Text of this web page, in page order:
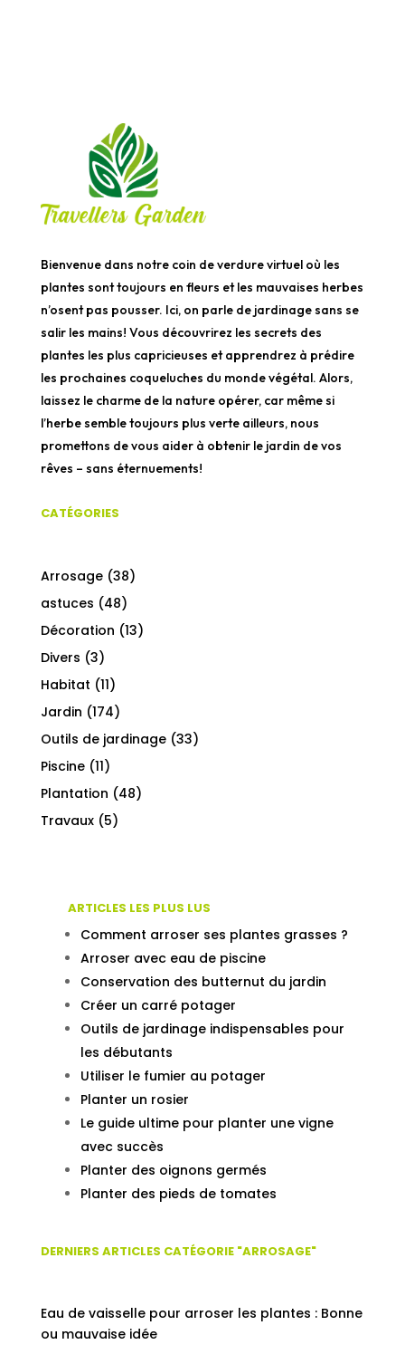
Bienvenue dans notre coin de verdure virtuel où les
plantes sont toujours en fleurs et les mauvaises herbes
n’osent pas pousser. Ici, on parle de jardinage sans se
salir les mains! Vous découvrirez les secrets des
plantes les plus capricieuses et apprendrez à prédire
les prochaines coqueluches du monde végétal. Alors,
laissez le charme de la nature opérer, car même si
l’herbe semble toujours plus verte ailleurs, nous
promettons de vous aider à obtenir le jardin de vos
rêves – sans éternuements!
CATÉGORIES
Arrosage(38)
astuces (48)
Décoration (13)
Divers (3)
Habitat (11)
Jardin (174)
Outils de jardinage(33)
Piscine(11)
Plantation (48)
Travaux(5)
ARTICLES LES PLUS LUS
Comment arroser ses plantes grasses ?
Arroser avec eau de piscine
Conservation des butternut du jardin
Créer un carré potager
Outils de jardinage indispensables pour
les débutants
Utiliser le fumier au potager
Planter un rosier
Le guide ultime pour planter une vigne
avec succès
Planter des oignons germés
Planter des pieds de tomates
DERNIERS ARTICLES CATÉGORIE "ARROSAGE"
Eau de vaisselle pour arroser les plantes : Bonne
ou mauvaise idée